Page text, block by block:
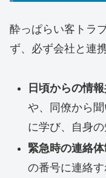
酔っぱらい客トラ
ず、必ず会社と連
日頃からの情
や、同僚から
に学び、自身の
緊急時の連絡
の番号に連絡